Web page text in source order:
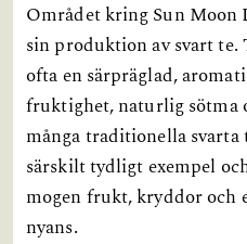
Området kring Sun Moon
sin produktion av svart te.
ofta en särpräglad,
fruktighet, naturlig sötma
många traditionella svarta
särskilt tydligt exempel
mogen frukt, kryddor
nyans.